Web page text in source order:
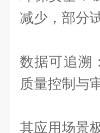
减少，部分
数据可追溯
质量控制与
其应用场景